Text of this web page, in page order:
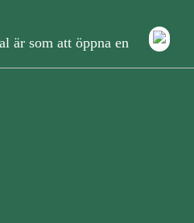
är som att öppna en